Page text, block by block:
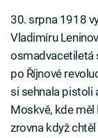
30. srpna 1918
Vladimíru
osmadvacetiletá
po Říjnové
si sehnala pistoli
Moskvě, kde měl
zrovna když